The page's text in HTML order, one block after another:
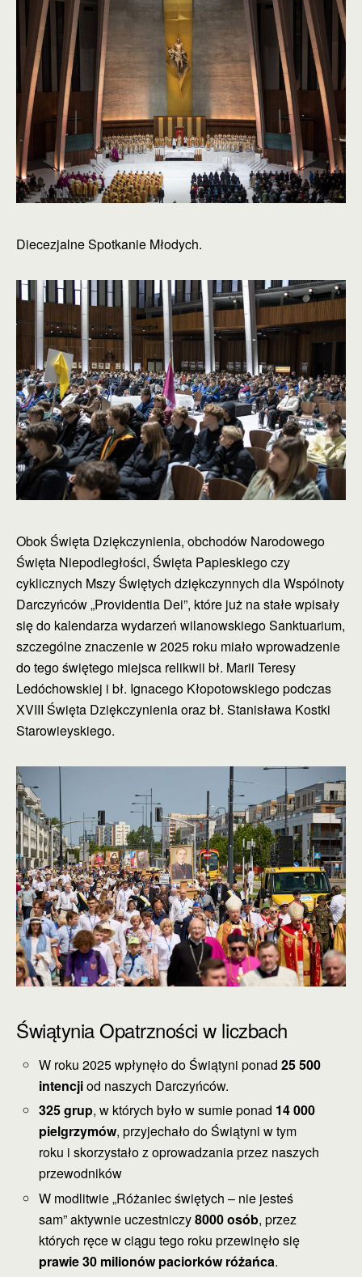
Diecezjalne Spotkanie Młodych.
Obok Święta Dziękczynienia, obchodów Narodowego
Święta Niepodległości, Święta Papieskiego czy
cyklicznych Mszy Świętych dziękczynnych dla Wspólnoty
Darczyńców „Providentia Dei”, które już na stałe wpisały
się do kalendarza wydarzeń wilanowskiego Sanktuarium,
szczególne znaczenie w 2025 roku miało wprowadzenie
do tego świętego miejsca relikwii bł. Marii Teresy
Ledóchowskiej i bł. Ignacego Kłopotowskiego podczas
XVIII Święta Dziękczynienia oraz bł. Stanisława Kostki
Starowieyskiego.
Świątynia Opatrzności w liczbach
W roku 2025 wpłynęło do Świątyni ponad25 500
intencjiod naszych Darczyńców.
325 grup, w których było w sumie ponad 14 000
pielgrzymów, przyjechało do Świątyni w tym
roku i skorzystało z oprowadzania przez naszych
przewodników
W modlitwie „Różaniec świętych – nie jesteś
sam” aktywnie uczestniczy8000 osób, przez
których ręce w ciągu tego roku przewinęło się
prawie 30 milionów paciorków różańca.